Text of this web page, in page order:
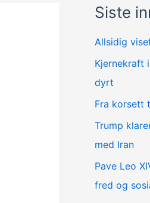
Siste
Allsidig
Kjernekraft
dyrt
Fra korsett
Trump
med Iran
Pave Leo
fred og
A
i
v